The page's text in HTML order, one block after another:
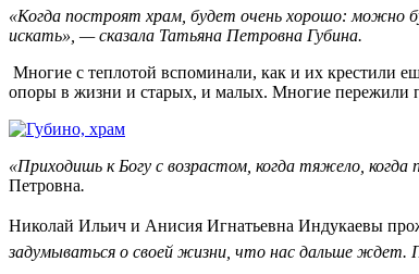
«Когда построят храм, будет очень хорошо: можно
искать», — сказала Татьяна Петровна Губина.
Многие с теплотой вспоминали, как и их крестили
опоры в жизни и старых, и малых. Многие пережили
«Приходишь к Богу с возрастом, когда тяжело,
Петровна.
Николай Ильич и Анисия Игнатьевна Индукаевы
задумываться о своей жизни, что нас дальше ждет.